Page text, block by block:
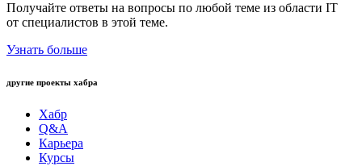
Получайте ответы на вопросы по любой теме из области IT
от специалистов в этой теме.
Узнать больше
другие проекты хабра
Хабр
Q&A
Карьера
Курсы